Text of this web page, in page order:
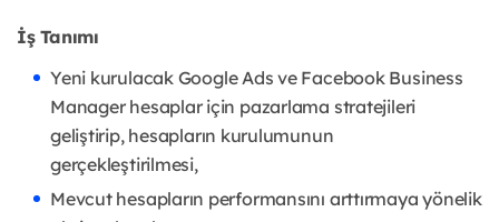
İş Tanımı
Yeni kurulacak Google Ads ve Facebook Business
Manager hesaplar için pazarlama stratejileri
geliştirip, hesapların kurulumunun
gerçekleştirilmesi,
Mevcut hesapların performansını arttırmaya yönelik